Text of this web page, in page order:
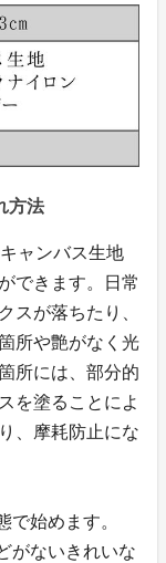
方法
ャンバス生地
できます。日常
スが落ちたり、
所や艶がなく光
所には、部分的
を塗ることによ
、摩耗防止にな
で始めます。
がないきれいな